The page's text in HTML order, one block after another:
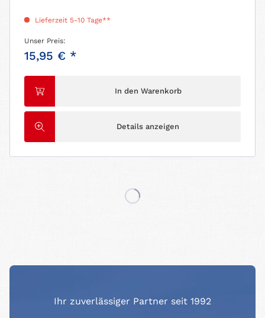
Lieferzeit 5-10 Tage**
Unser Preis:
15,95 € *
In den Warenkorb
Details anzeigen
Ihr zuverlässiger Partner seit 1992